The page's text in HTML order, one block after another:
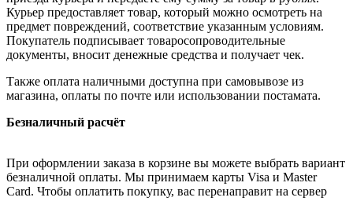
Курьер предоставляет товар, который можно осмотреть на
предмет повреждений, соответствие указанным условиям.
Покупатель подписывает товаросопроводительные
документы, вносит денежные средства и получает чек.
Также оплата наличными доступна при самовывозе из
магазина, оплаты по почте или использовании постамата.
Безналичный расчёт
При оформлении заказа в корзине вы можете выбрать вариант
безналичной оплаты. Мы принимаем карты Visa и Master
Card. Чтобы оплатить покупку, вас перенаправит на сервер